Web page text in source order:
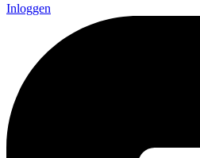
Inloggen